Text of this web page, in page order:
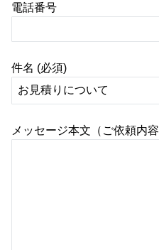
電話番号
件名 (必須)
メッセージ本文（ご依頼内